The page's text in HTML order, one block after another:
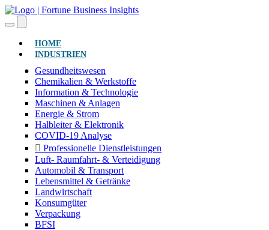
HOME(AKTUELL)
INDUSTRIEN
Gesundheitswesen
Chemikalien & Werkstoffe
Information & Technologie
Maschinen & Anlagen
Energie & Strom
Halbleiter & Elektronik
COVID-19 Analyse
Professionelle Dienstleistungen
Luft- Raumfahrt- & Verteidigung
Automobil & Transport
Lebensmittel & Getränke
Landwirtschaft
Konsumgüter
Verpackung
BFSI